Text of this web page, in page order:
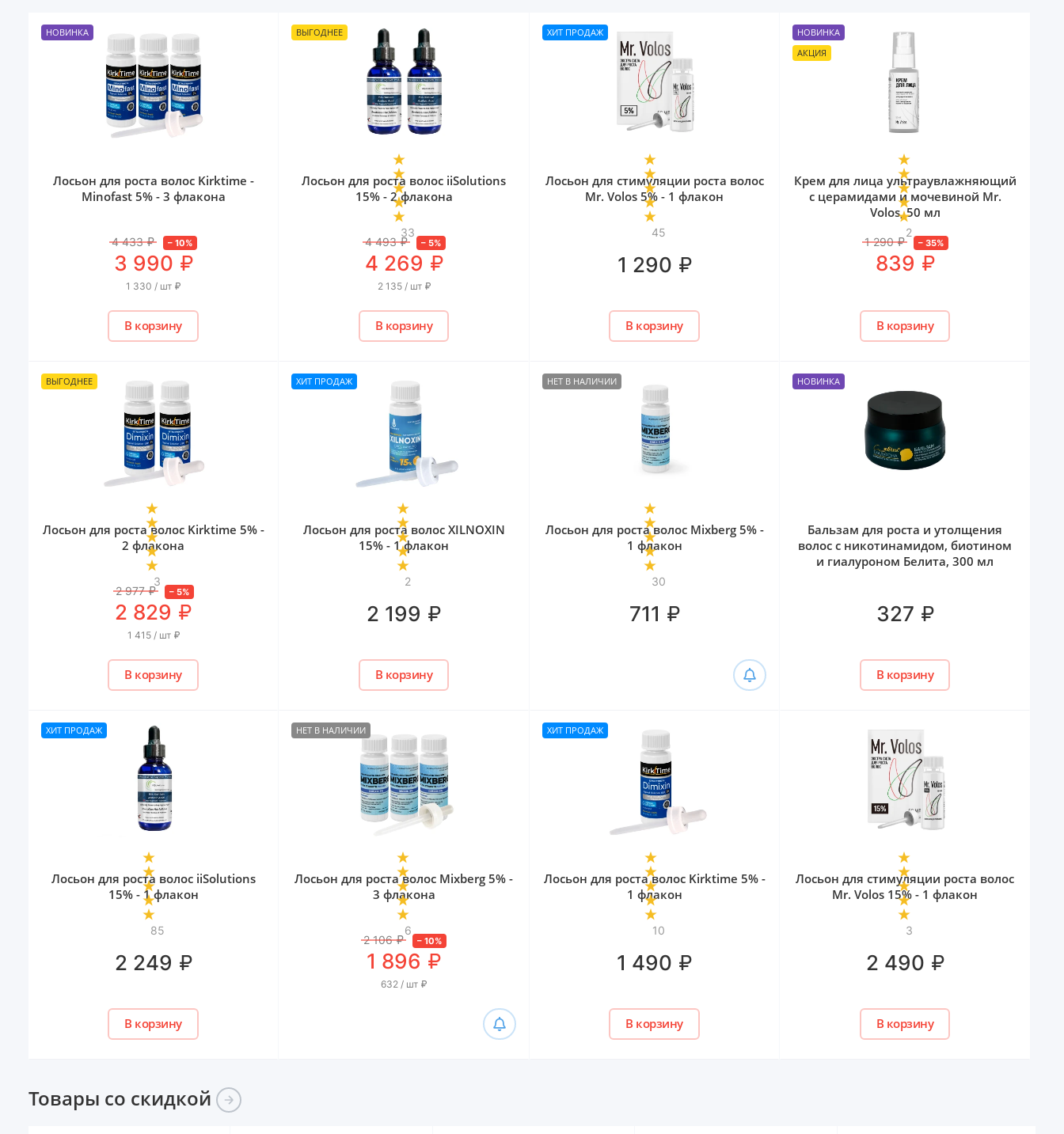
НОВИНКА
Лосьон для роста волос Kirktime -
Minofast 5% - 3 флакона
4 433 ₽ –10%
3 990 ₽
1 330 / шт ₽
В корзину
ВЫГОДНЕЕ
33
Лосьон для роста волос iiSolutions
15% - 2 флакона
4 493 ₽ – 5%
4 269 ₽
2 135 / шт ₽
В корзину
ХИТ ПРОДАЖ
45
Лосьон для стимуляции роста волос
Mr. Volos 5% - 1 флакон
1 290 ₽
В корзину
НОВИНКА
АКЦИЯ
2
Крем для лица ультраувлажняющий
с церамидами и мочевиной Mr.
Volos, 50 мл
1 290 ₽ – 35%
839 ₽
В корзину
ВЫГОДНЕЕ
3
Лосьон для роста волос Kirktime 5% -
2 флакона
2 977 ₽ – 5%
2 829 ₽
1 415 / шт ₽
В корзину
ХИТ ПРОДАЖ
2
Лосьон для роста волос XILNOXIN
15% - 1 флакон
2 199 ₽
В корзину
НЕТ В НАЛИЧИИ
30
Лосьон для роста волос Mixberg 5% -
1 флакон
711 ₽
НОВИНКА
Бальзам для роста и утолщения
волос с никотинамидом, биотином
и гиалуроном Белита, 300 мл
327 ₽
В корзину
ХИТ ПРОДАЖ
85
Лосьон для роста волос iiSolutions
15% - 1 флакон
2 249 ₽
В корзину
НЕТ В НАЛИЧИИ
6
Лосьон для роста волос Mixberg 5% -
3 флакона
2 106 ₽ –10%
1 896 ₽
632 / шт ₽
ХИТ ПРОДАЖ
10
Лосьон для роста волос Kirktime 5% -
1 флакон
1 490 ₽
В корзину
3
Лосьон для стимуляции роста волос
Mr. Volos 15% - 1 флакон
2 490 ₽
В корзину
Товары со скидкой